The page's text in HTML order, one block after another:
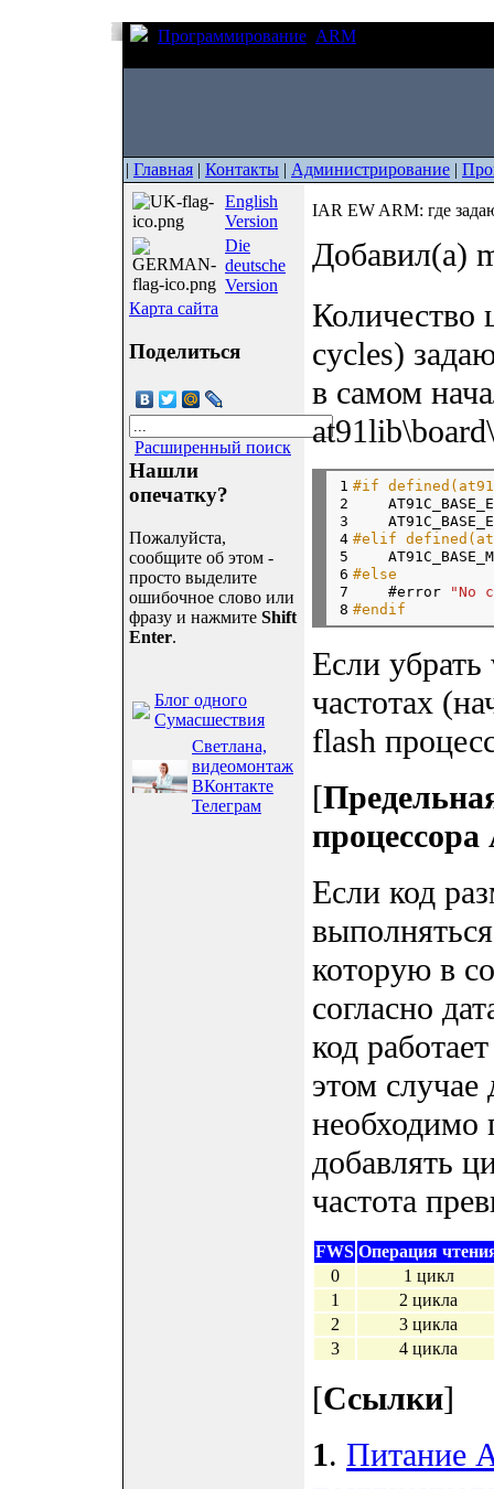
Программирование ARM
| Главная | Контакты | Администрирование |
English
Version
Die
deutsche
Version
Карта сайта
Поделиться
Расширенный поиск
Нашли
опечатку?
Пожалуйста,
сообщите об этом -
просто выделите
ошибочное слово или
фразу и нажмите Shift
Enter.
Блог одного
Сумасшествия
Светлана,
видеомонтаж
ВКонтакте
Телеграм
IAR EW ARM: где
Добавил(а)
Количество
cycles)
в самом
at91lib\board\
1
2
3
4
5
6
7
8
#if
#elif
#else
#error
"No
#endif
Если
частотах
flash
[
Если код
которую в
согласно
код
этом
добавлять
частота
FWS Операция
0
1 цикл
1
2 цикла
2
3 цикла
3
4 цикла
[Ссылки]
1. Питание